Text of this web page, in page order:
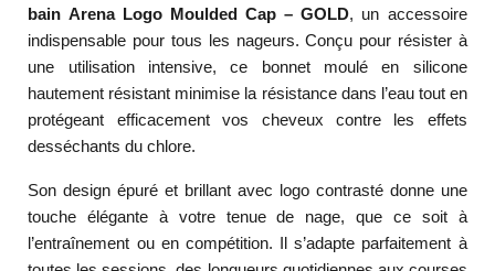
bain Arena Logo Moulded Cap – GOLD, un accessoire
indispensable pour tous les nageurs. Conçu pour résister à
une utilisation intensive, ce bonnet moulé en silicone
hautement résistant minimise la résistance dans l’eau tout en
protégeant efficacement vos cheveux contre les effets
desséchants du chlore.
Son design épuré et brillant avec logo contrasté donne une
touche élégante à votre tenue de nage, que ce soit à
l’entraînement ou en compétition. Il s’adapte parfaitement à